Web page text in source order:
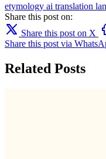
etymology ai translation
Share this post on:
Share this post on X
Share this post via
Related Posts